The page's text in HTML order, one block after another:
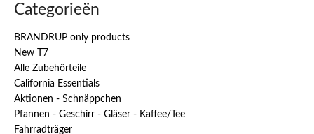
Categorieën
BRANDRUP only products
New T7
Alle Zubehörteile
California Essentials
Aktionen - Schnäppchen
Pfannen - Geschirr - Gläser - Kaffee/Tee
Fahrradträger